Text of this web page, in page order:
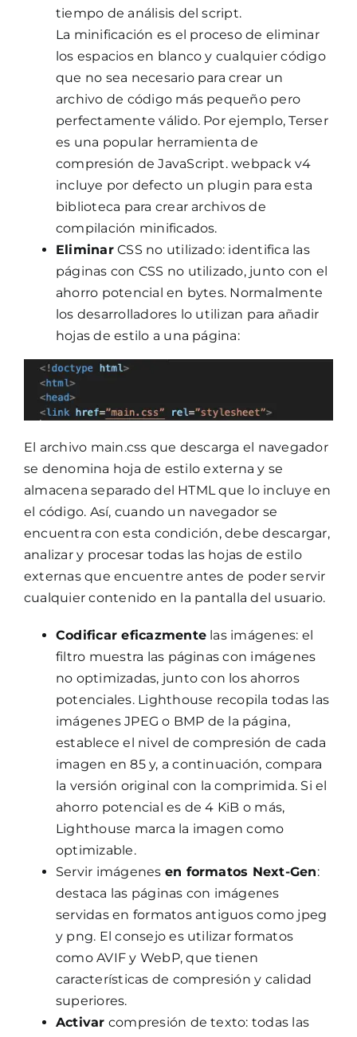
tiempo de análisis del script.
La minificación es el proceso de eliminar
los espacios en blanco y cualquier código
que no sea necesario para crear un
archivo de código más pequeño pero
perfectamente válido. Por ejemplo, Terser
es una popular herramienta de
compresión de JavaScript. webpack v4
incluye por defecto un plugin para esta
biblioteca para crear archivos de
compilación minificados.
EliminarCSS no utilizado: identifica las
páginas con CSS no utilizado, junto con el
ahorro potencial en bytes. Normalmente
los desarrolladores lo utilizan para añadir
hojas de estilo a una página:
El archivo main.css que descarga el navegador
se denomina hoja de estilo externa y se
almacena separado del HTML que lo incluye en
el código. Así, cuando un navegador se
encuentra con esta condición, debe descargar,
analizar y procesar todas las hojas de estilo
externas que encuentre antes de poder servir
cualquier contenido en la pantalla del usuario.
Codificar eficazmente las imágenes: el
filtro muestra las páginas con imágenes
no optimizadas, junto con los ahorros
potenciales. Lighthouse recopila todas las
imágenes JPEG o BMP de la página,
establece el nivel de compresión de cada
imagen en 85 y, a continuación, compara
la versión original con la comprimida. Si el
ahorro potencial es de 4 KiB o más,
Lighthouse marca la imagen como
optimizable.
Servir imágenes en formatos Next-Gen:
destaca las páginas con imágenes
servidas en formatos antiguos como jpeg
y png. El consejo es utilizar formatos
como AVIF y WebP, que tienen
características de compresión y calidad
superiores.
Activar compresión de texto: todas las